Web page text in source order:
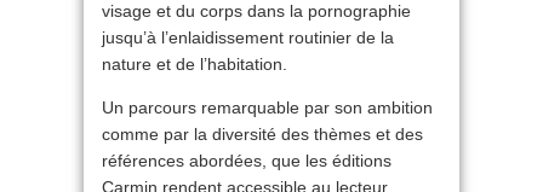
visage et du corps dans la pornographie
jusqu’à l’enlaidissement routinier de la
nature et de l’habitation.
Un parcours remarquable par son ambition
comme par la diversité des thèmes et des
références abordées, que les éditions
Carmin rendent accessible au lecteur